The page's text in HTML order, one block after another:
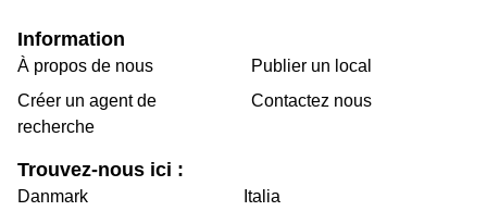
Information
À propos de nous
Créer un agent de
recherche
Publier un local
Contactez nous
Trouvez-nous ici :
Danmark
Italia